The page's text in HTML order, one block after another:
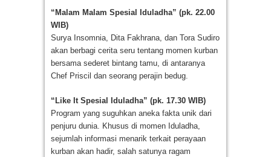
“Malam Malam Spesial Iduladha” (pk. 22.00
WIB)
Surya Insomnia, Dita Fakhrana, dan Tora Sudiro
akan berbagi cerita seru tentang momen kurban
bersama sederet bintang tamu, di antaranya
Chef Priscil dan seorang perajin bedug.
“Like It Spesial Iduladha” (pk. 17.30 WIB)
Program yang suguhkan aneka fakta unik dari
penjuru dunia. Khusus di momen Iduladha,
sejumlah informasi menarik terkait perayaan
kurban akan hadir, salah satunya ragam